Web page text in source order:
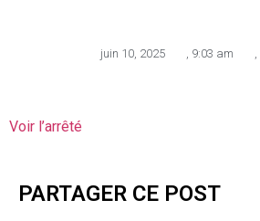
juin 10, 2025 , 9:03 am ,
Voir l’arrêté
PARTAGER CE POST